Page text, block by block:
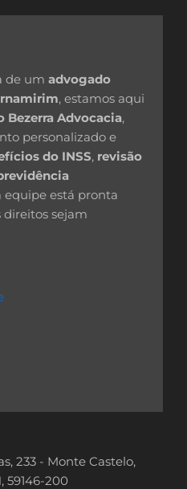
de um advogado
, estamos aqui
Bezerra Advocacia,
personalizado e
do INSS, revisão
equipe está pronta
direitos sejam
233 - Monte Castelo,
59146-200